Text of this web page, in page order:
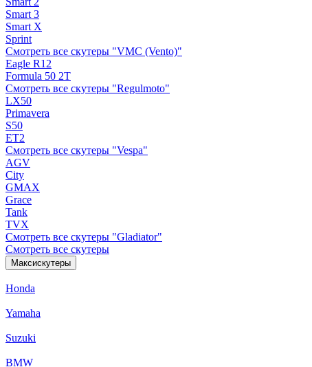
Smart 3
Smart X
Sprint
Смотреть все скутеры "VMC (Vento)"
Eagle R12
Formula 50 2Т
Смотреть все скутеры "Regulmoto"
LX50
Primavera
S50
ET2
Смотреть все скутеры "Vespa"
AGV
City
GMAX
Grace
Tank
TVX
Смотреть все скутеры "Gladiator"
Смотреть все скутеры
Максискутеры
Honda
Yamaha
Suzuki
BMW